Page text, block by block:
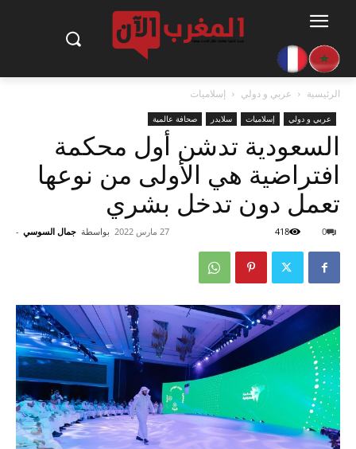
الرئيسية عربي و دولي إسلاميات
عربي و دولي إسلاميات سلايدر صحافة عالمية
السعودية تدشن أول محكمة
افتراضية هي الأولى من نوعها
تعمل دون تدخل بشري
بواسطة جمال السوسي - 27 مارس 2022 0
418